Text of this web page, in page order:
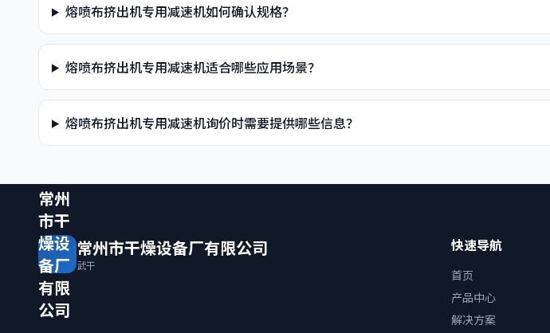
熔喷布挤出机专用减速机如何确认规格？
熔喷布挤出机专用减速机适合哪些应用场景？
熔喷布挤出机专用减速机询价时需要提供哪些信息？
常州
市干
燥设
备厂
有限
公司
常州市干燥设备厂有限公司
武干
快速导航
首页
产品中心
解决方案